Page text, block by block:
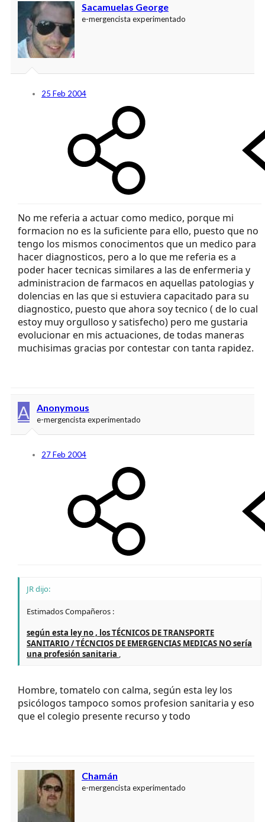
Sacamuelas George
e-mergencista experimentado
25 Feb 2004
No me referia a actuar como medico, porque mi
formacion no es la suficiente para ello, puesto que no
tengo los mismos conocimentos que un medico para
hacer diagnosticos, pero a lo que me referia es a
poder hacer tecnicas similares a las de enfermeria y
administracion de farmacos en aquellas patologias y
dolencias en las que si estuviera capacitado para su
diagnostico, puesto que ahora soy tecnico ( de lo cual
estoy muy orgulloso y satisfecho) pero me gustaria
evolucionar en mis actuaciones, de todas maneras
muchisimas gracias por contestar con tanta rapidez.
A Anonymous
e-mergencista experimentado
27 Feb 2004
JR dijo:
Estimados Compañeros :
según esta ley no , los TÉCNICOS DE TRANSPORTE
SANITARIO / TÉCNCIOS DE EMERGENCIAS MEDICAS NO sería
una profesión sanitaria ,
Hombre, tomatelo con calma, según esta ley los
psicólogos tampoco somos profesion sanitaria y eso
que el colegio presente recurso y todo
Chamán
e-mergencista experimentado